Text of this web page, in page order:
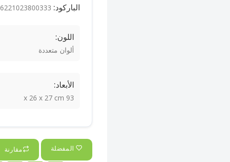
الباركود: 6221023800333
اللون:
ألوان متعددة
الأبعاد:
93 x 26 x 27 cm
المفضلة مقارنة